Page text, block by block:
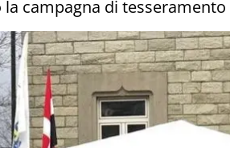
campagna di tesseramento